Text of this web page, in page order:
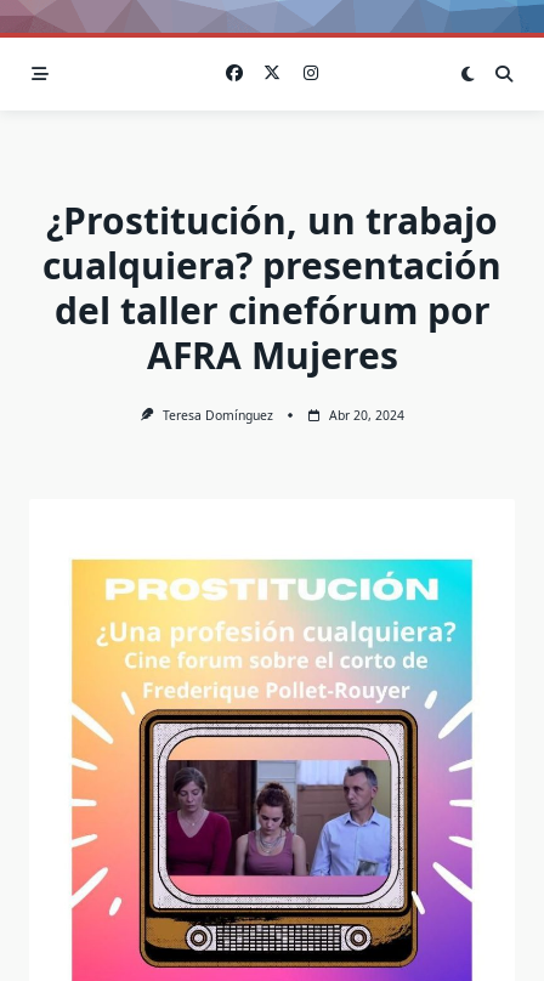
¿Prostitución, un trabajo
cualquiera? presentación
del taller cinefórum por
AFRA Mujeres
Teresa Domínguez Abr 20, 2024